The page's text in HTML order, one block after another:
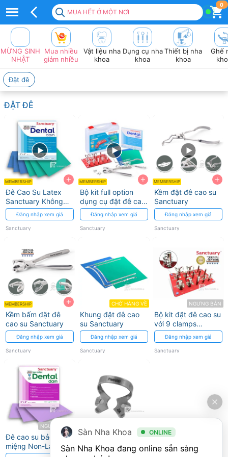
MUA HẾT Ở MỘT NƠI
0
Top
50+
sản
Phẩm
SANCTUARY
Tốt
Nhất
2026
❤️
VAT
đầy
đủ
MỪNG SINH
NHẬT
Mua nhiều
giảm nhiều
Vật liệu nha
khoa
Dụng cụ nha
khoa
Thiết bị nha
khoa
Ghế
Đặt đê
ĐẶT ĐÊ
+
MEMBERSHIP
Đê Cao Su Latex
Sanctuary Không
Bột, Ít Protein
Đăng nhập xem giá
Sanctuary
+
MEMBERSHIP
Bộ kit full option
dụng cụ đặt đê cao
su Dental Dam
Premium Kit
Sanctuary
Đăng nhập xem giá
Sanctuary
+
MEMBERSHIP
Kềm đặt đê cao su
Sanctuary
Đăng nhập xem giá
Sanctuary
+
MEMBERSHIP
Kềm bấm đặt đê
cao su Sanctuary
Đăng nhập xem giá
Sanctuary
CHỜ HÀNG VỀ
Khung đặt đê cao
su Sanctuary
Đăng nhập xem giá
Sanctuary
NGƯNG BÁN
Bộ kit đặt đê cao su
với 9 clamps
Sanctuary
Đăng nhập xem giá
Sanctuary
NGƯNG BÁN
Đê cao su bảo vệ
miệng Non-Latex
Dental Dam
Kẹp đê cao su
Sanctuary
Sàn Nha Khoa ONLINE
Sàn Nha Khoa đang online sẳn sàng